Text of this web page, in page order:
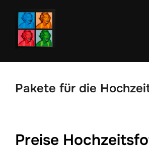
Inhalt
springen
Pakete für die
Preise